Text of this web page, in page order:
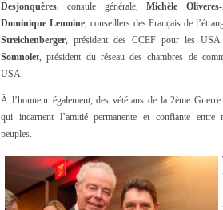
Desjonquères, consule générale,Michèle
Dominique Lemoine, conseillers des Français de
Streichenberger, président des CCEF pour les USA
Somnolet, président du réseau des chambres de
USA.
À l’honneur également, des vétérans de la 2ème
qui incarnent l’amitié permanente et confiante entre
peuples.